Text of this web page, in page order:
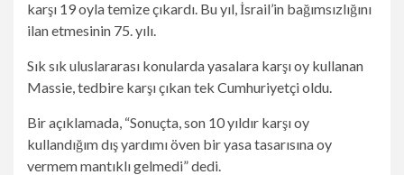
karşı 19 oyla temize çıkardı. Bu yıl, İsrail’in bağımsızlığını
ilan etmesinin 75. yılı.
Sık sık uluslararası konularda yasalara karşı oy kullanan
Massie, tedbire karşı çıkan tek Cumhuriyetçi oldu.
Bir açıklamada, “Sonuçta, son 10 yıldır karşı oy
kullandığım dış yardımı öven bir yasa tasarısına oy
vermem mantıklı gelmedi” dedi.